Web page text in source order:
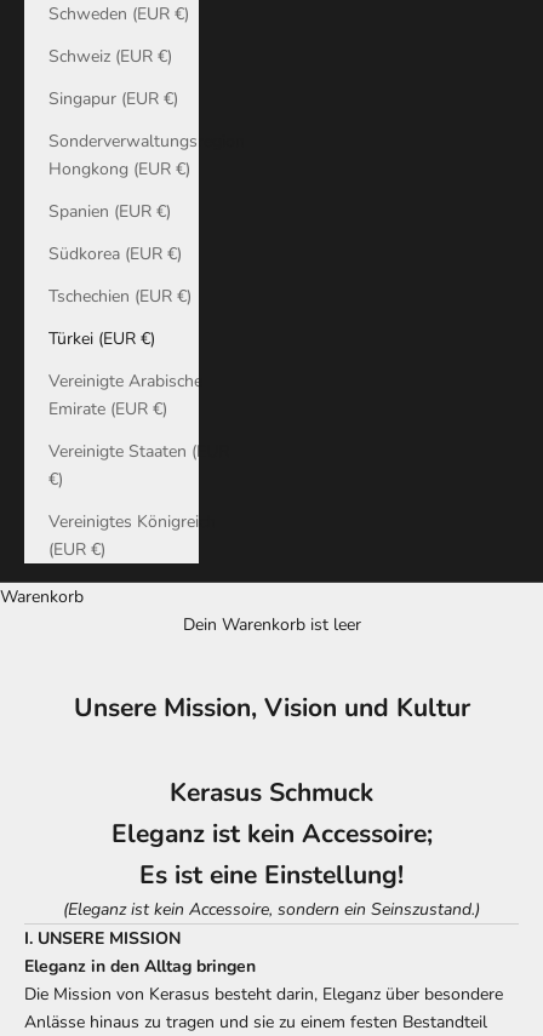
Schweden (EUR €)
Schweiz (EUR €)
Singapur (EUR €)
Sonderverwaltungsregion
Hongkong (EUR €)
Spanien (EUR €)
Südkorea (EUR €)
Tschechien (EUR €)
Türkei (EUR €)
Vereinigte Arabische
Emirate (EUR €)
Vereinigte Staaten (EUR
€)
Vereinigtes Königreich
(EUR €)
Warenkorb
Dein Warenkorb ist leer
Unsere Mission, Vision und Kultur
Kerasus Schmuck
Eleganz ist kein Accessoire;
Es ist eine Einstellung!
(Eleganz ist kein Accessoire, sondern ein Seinszustand.)
I. UNSERE MISSION
Eleganz in den Alltag bringen
Die Mission von Kerasus besteht darin, Eleganz über besondere
Anlässe hinaus zu tragen und sie zu einem festen Bestandteil